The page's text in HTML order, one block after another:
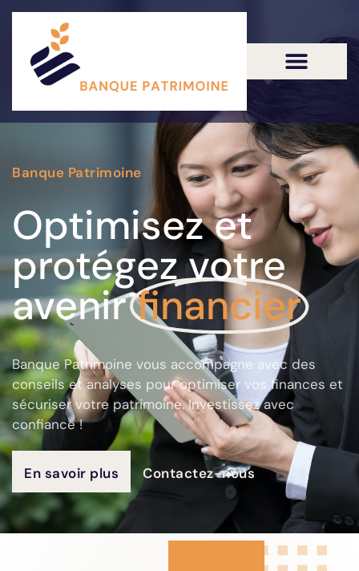
Banque Patrimoine
Optimisez et
protégez votre
avenirfinancier
Banque Patrimoine vous accompagne avec des
conseils et analyses pour optimiser vos finances et
sécuriser votre patrimoine. Investissez avec
confiance !
En savoir plus Contactez-nous